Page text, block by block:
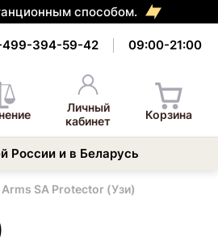
способом.
499-394-59-42 09:00-21:00
Личный
кабинет
Корзина
России и в Беларусь
SA Protector (Узи)